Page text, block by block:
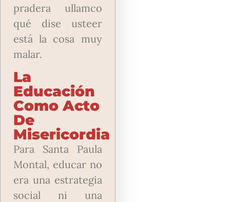
pradera ullamco
qué dise usteer
está la cosa muy
malar.
La
Educación
Como Acto
De
Misericordia
Para Santa Paula
Montal, educar no
era una estrategia
social ni una